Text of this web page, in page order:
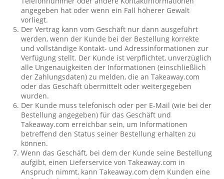
angegeben hat oder wenn ein Fall höherer Gewalt
vorliegt.
Der Vertrag kann vom Geschäft nur dann ausgeführt
werden, wenn der Kunde bei der Bestellung korrekte
und vollständige Kontakt- und Adressinformationen zur
Verfügung stellt. Der Kunde ist verpflichtet, unverzüglich
alle Ungenauigkeiten der Informationen (einschließlich
der Zahlungsdaten) zu melden, die an Takeaway.com
oder das Geschäft übermittelt oder weitergegeben
wurden.
Der Kunde muss telefonisch oder per E-Mail (wie bei der
Bestellung angegeben) für das Geschäft und
Takeaway.com erreichbar sein, um Informationen
betreffend den Status seiner Bestellung erhalten zu
können.
Wenn das Geschäft, bei dem der Kunde seine Bestellung
aufgibt, einen Lieferservice von Takeaway.com in
Anspruch nimmt, kann Takeaway.com dem Kunden eine